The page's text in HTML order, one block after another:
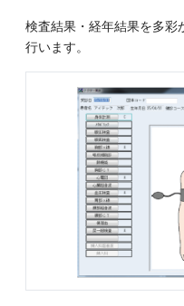
検査結果・経年結果を多彩
行います。